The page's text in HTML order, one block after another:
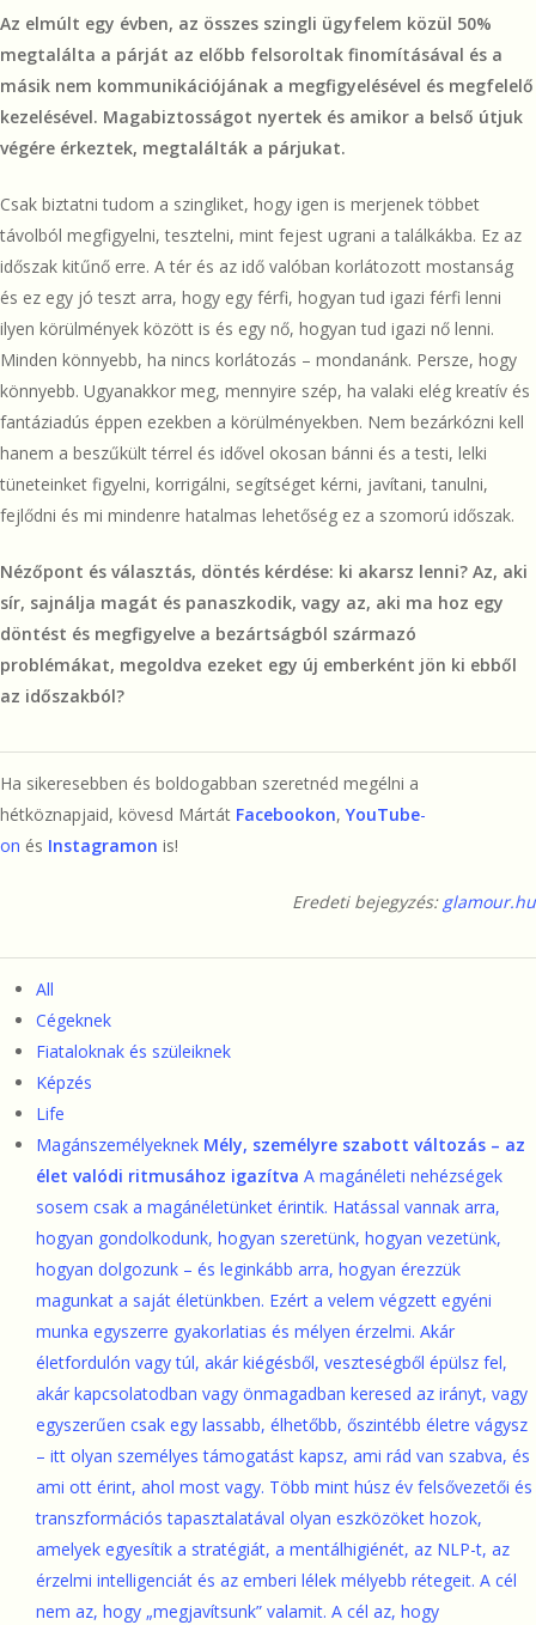
Az elmúlt egy évben, az összes szingli ügyfelem közül 50%
megtalálta a párját az előbb felsoroltak finomításával és a
másik nem kommunikációjának a megfigyelésével és megfelelő
kezelésével. Magabiztosságot nyertek és amikor a belső útjuk
végére érkeztek, megtalálták a párjukat.
Csak biztatni tudom a szingliket, hogy igen is merjenek többet
távolból megfigyelni, tesztelni, mint fejest ugrani a találkákba. Ez az
időszak kitűnő erre. A tér és az idő valóban korlátozott mostanság
és ez egy jó teszt arra, hogy egy férfi, hogyan tud igazi férfi lenni
ilyen körülmények között is és egy nő, hogyan tud igazi nő lenni.
Minden könnyebb, ha nincs korlátozás – mondanánk. Persze, hogy
könnyebb. Ugyanakkor meg, mennyire szép, ha valaki elég kreatív és
fantáziadús éppen ezekben a körülményekben. Nem bezárkózni kell
hanem a beszűkült térrel és idővel okosan bánni és a testi, lelki
tüneteinket figyelni, korrigálni, segítséget kérni, javítani, tanulni,
fejlődni és mi mindenre hatalmas lehetőség ez a szomorú időszak.
Nézőpont és választás, döntés kérdése: ki akarsz lenni? Az, aki
sír, sajnálja magát és panaszkodik, vagy az, aki ma hoz egy
döntést és megfigyelve a bezártságból származó
problémákat, megoldva ezeket egy új emberként jön ki ebből
az időszakból?
Ha sikeresebben és boldogabban szeretnéd megélni a
hétköznapjaid, kövesd Mártát Facebookon,YouTube-
on és Instagramon is!
Eredeti bejegyzés: glamour.hu
All
Cégeknek
Fiataloknak és szüleiknek
Képzés
Life
Magánszemélyeknek Mély, személyre szabott változás – az
élet valódi ritmusához igazítva A magánéleti nehézségek
sosem csak a magánéletünket érintik. Hatással vannak arra,
hogyan gondolkodunk, hogyan szeretünk, hogyan vezetünk,
hogyan dolgozunk – és leginkább arra, hogyan érezzük
magunkat a saját életünkben. Ezért a velem végzett egyéni
munka egyszerre gyakorlatias és mélyen érzelmi. Akár
életfordulón vagy túl, akár kiégésből, veszteségből épülsz fel,
akár kapcsolatodban vagy önmagadban keresed az irányt, vagy
egyszerűen csak egy lassabb, élhetőbb, őszintébb életre vágysz
– itt olyan személyes támogatást kapsz, ami rád van szabva, és
ami ott érint, ahol most vagy. Több mint húsz év felsővezetői és
transzformációs tapasztalatával olyan eszközöket hozok,
amelyek egyesítik a stratégiát, a mentálhigiénét, az NLP-t, az
érzelmi intelligenciát és az emberi lélek mélyebb rétegeit. A cél
nem az, hogy „megjavítsunk” valamit. A cél az, hogy